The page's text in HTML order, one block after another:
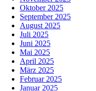
Oktober 2025
September 2025
August 2025
Juli 2025
Juni 2025
Mai 2025
April 2025
März 2025
Februar 2025
Januar 2025